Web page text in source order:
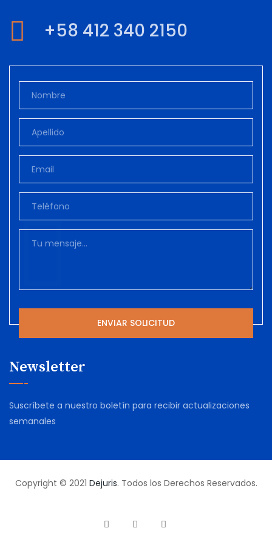
+58 412 340 2150
Newsletter
Suscríbete a nuestro boletín para recibir actualizaciones
semanales
Copyright © 2021 Dejuris. Todos los Derechos Reservados.